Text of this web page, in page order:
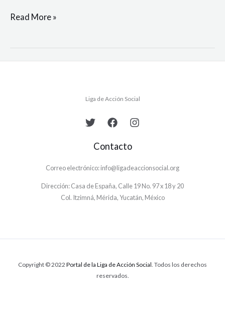
Read More »
Liga de Acción Social
Contacto
Correo electrónico: info@ligadeaccionsocial.org
Dirección: Casa de España, Calle 19 No. 97 x 18 y 20
Col. Itzimná, Mérida, Yucatán, México
Copyright © 2022 Portal de la Liga de Acción Social. Todos los derechos
reservados.